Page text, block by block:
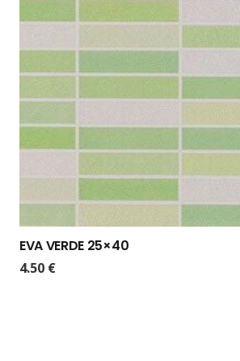
EVA VERDE 25×40
4.50 €